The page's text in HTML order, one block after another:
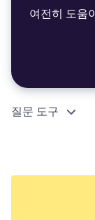
여전히 도움
질문 도구